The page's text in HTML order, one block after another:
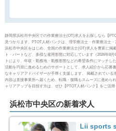
三島市 19
伊東市 27
富士市 59
焼津市 17
静岡県浜松市中央区での作業療法士(OT)求人をお探しなら【
見つかります。PTOT人材バンクは、理学療法士・作業療法士
浜松市中央区をはじめ、全国の作業療法士(OT)求人を豊富に掲
ト・パートなど、多様な雇用形態に対応しています（2026年8
トにより、年収・勤務地・勤務形態などの希望条件にマッチ
活動を円滑に進めるためのサポートとして、求人紹介から応募
なキャリアアドバイザーが手厚く支援します。 掲載されてい
内容は直接事業所へ届くため、転職・復職もスムーズに進めら
ャリアアップを目指す方は、ぜひ【PTOT人材バンク】をご活用
浜松市中央区の新着求人
Lii sports